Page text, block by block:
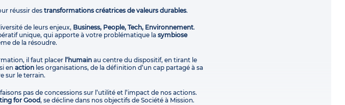
réussir des transformations créatrices de valeurs durables.
de leurs enjeux, Business, People, Tech, Environnement.
unique, qui apporte à votre problématique la symbiose
de la résoudre.
il faut placer l’humainau centre du dispositif, en tirant le
en actionles organisations, de la définition d’un cap partagé à sa
sur le terrain.
pas de concessions sur l’utilité et l’impact de nos actions.
for Good, se décline dans nos objectifs de Société à Mission.